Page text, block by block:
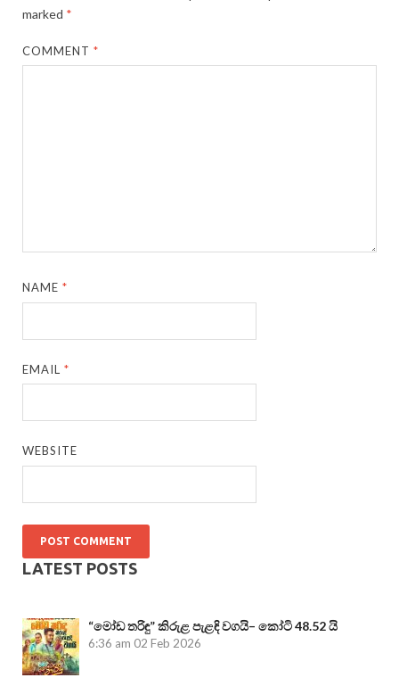
marked *
COMMENT*
NAME*
EMAIL*
WEBSITE
LATEST POSTS
“මෝඩ තරිඳු” කිරුළ පැළඳි වගයි– කෝටි 48.52 යි
6:36 am 02 Feb 2026